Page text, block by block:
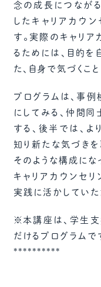
念の成長につながる
したキャリアカウ
す。実際のキャリ
るためには、目的を
た、自身で気づくこ
プログラムは、事
にしてみる、仲間
する、後半では、
知り新たな気づきを
そのような構成にな
キャリアカウンセ
実践に活かしていた
※本講座は、学生
だけるプログラムで
**********